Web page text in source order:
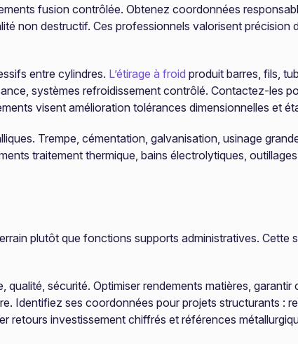
fusion contrôlée. Obtenez coordonnées
non destructif. Ces professionnels valorisent précision
entre cylindres. L’étirage à froid produit barres, fils,
systèmes refroidissement contrôlé. Contactez-les
visent amélioration tolérances dimensionnelles et
Trempe, cémentation, galvanisation, usinage
traitement thermique, bains électrolytiques,
plutôt que fonctions supports administratives. Cette
sécurité. Optimiser rendements matières, garantir
Identifiez ses coordonnées pour projets structurants :
retours investissement chiffrés et références